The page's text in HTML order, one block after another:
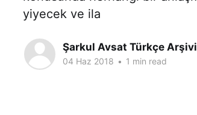
yiyecek ve ila
Şarkul Avsat Türkçe Arşivi
04 Haz 2018 • 1 min read